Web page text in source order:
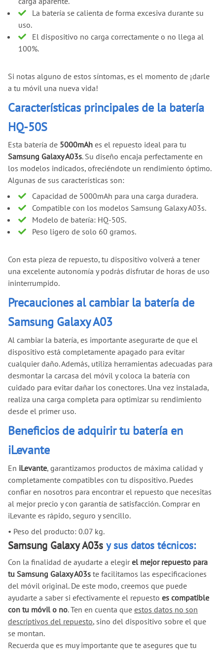
La batería se calienta de forma excesiva durante su
uso.
El dispositivo no carga correctamente o no llega al
100%.
Si notas alguno de estos síntomas, es el momento de ¡darle
a tu móvil una nueva vida!
Características principales de la batería
HQ-50S
Esta batería de 5000mAh es el repuesto ideal para tu
Samsung Galaxy A03s. Su diseño encaja perfectamente en
los modelos indicados, ofreciéndote un rendimiento óptimo.
Algunas de sus características son:
Capacidad de 5000mAh para una carga duradera.
Compatible con los modelos Samsung Galaxy A03s.
Modelo de batería: HQ-50S.
Peso ligero de solo 60 gramos.
Con esta pieza de repuesto, tu dispositivo volverá a tener
una excelente autonomía y podrás disfrutar de horas de uso
ininterrumpido.
Precauciones al cambiar la batería de
Samsung Galaxy A03
Al cambiar la batería, es importante asegurarte de que el
dispositivo está completamente apagado para evitar
cualquier daño. Además, utiliza herramientas adecuadas para
desmontar la carcasa del móvil y coloca la batería con
cuidado para evitar dañar los conectores. Una vez instalada,
realiza una carga completa para optimizar su rendimiento
desde el primer uso.
Beneficios de adquirir tu batería en
iLevante
En iLevante, garantizamos productos de máxima calidad y
completamente compatibles con tu dispositivo. Puedes
confiar en nosotros para encontrar el repuesto que necesitas
al mejor precio y con garantía de satisfacción. Comprar en
iLevante es rápido, seguro y sencillo.
• Peso del producto: 0.07 kg.
Samsung Galaxy A03s y sus datos técnicos:
Con la finalidad de ayudarte a elegirel mejor repuesto para
tu Samsung Galaxy A03s te facilitamos las especificaciones
del móvil original. De este modo, creemos que puede
ayudarte a saber si efectivamente el repuesto es compatible
con tu móvil o no. Ten en cuenta que estos datos no son
descriptivos del repuesto, sino del dispositivo sobre el que
se montan.
Recuerda que es muy importante que te asegures que tu